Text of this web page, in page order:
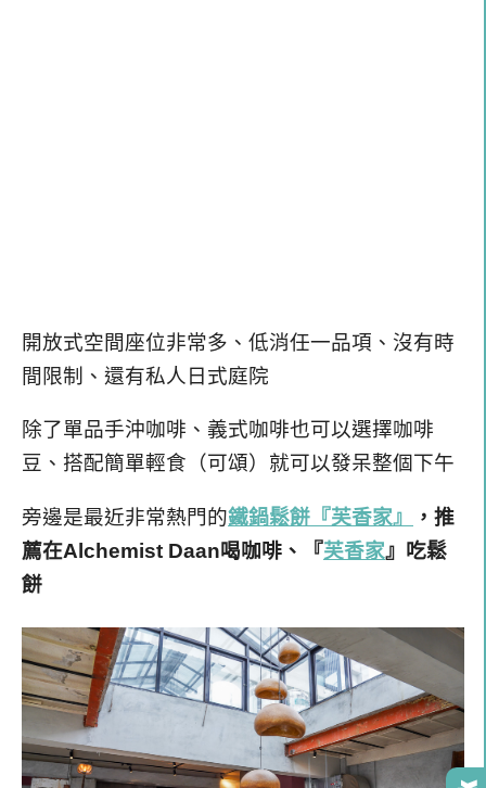
開放式空間座位非常多、低消任一品項、沒有時
間限制、還有私人日式庭院
除了單品手沖咖啡、義式咖啡也可以選擇咖啡
豆、搭配簡單輕食（可頌）就可以發呆整個下午
旁邊是最近非常熱門的鐵鍋鬆餅『芙香家』
，推
薦在Alchemist Daan喝咖啡、『芙香家』吃鬆
餅